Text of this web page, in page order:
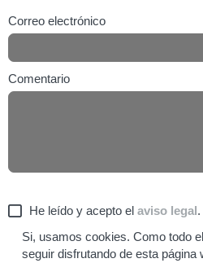
Correo electrónico
Comentario
He leído y acepto el aviso legal.
Si, usamos cookies. Como todo
seguir disfrutando de esta